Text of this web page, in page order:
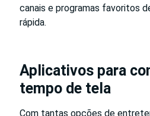
canais e programas favoritos
rápida.
Aplicativos para
tempo de tela
Com tantas opções de